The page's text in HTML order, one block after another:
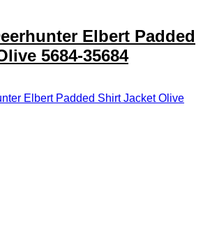
Elbert Padded
5684-35684